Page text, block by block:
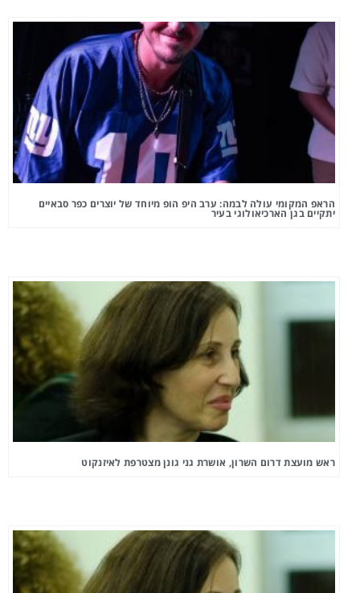
הראפ המקומי עולה לבמה: ערב היפ הופ מיוחד של יוצרים כפר סבאיים
יתקיים בגן הארכיאולוגי בעיר
ראש מועצת דרום השרון, אושרת גני גונן מצטרפת לאיזנקוט